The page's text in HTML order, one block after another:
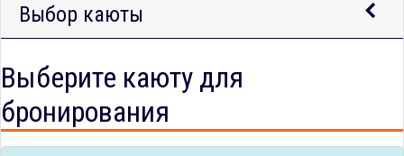
Выбор каюты
Выберите каюту для
бронирования